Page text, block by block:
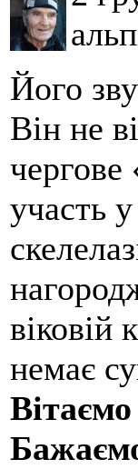
Його
Він не
чергове
участь
віковій
немає